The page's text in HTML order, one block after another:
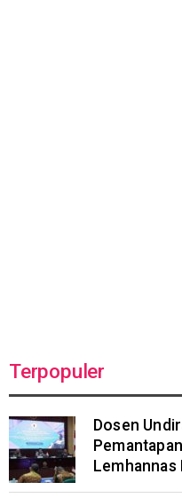
Terpopuler
Dosen
Lemhannas